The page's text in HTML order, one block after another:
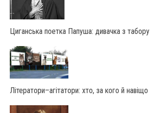
Циганська поетка Папуша: дивачка з табору
Літератори–агітатори: хто, за кого й навіщо